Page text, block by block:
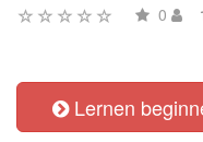
0
Lernen